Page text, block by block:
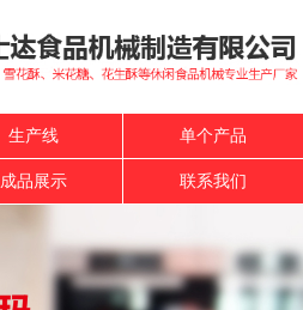
生产线 单个产品
成品展示 联系我们